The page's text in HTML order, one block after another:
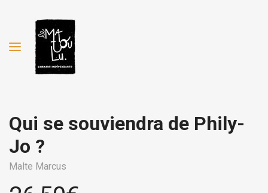
Qui se souviendra de Phily-
Jo ?
Malte Marcus